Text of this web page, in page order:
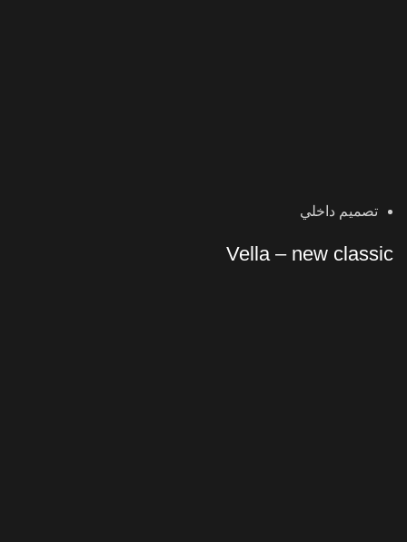
تصميم داخلي
Vella – new classic